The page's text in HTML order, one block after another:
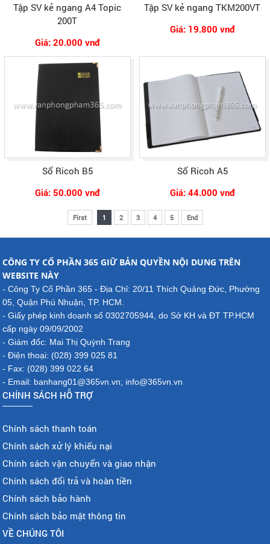
Tập SV kẻ ngang A4 Topic
200T
Giá: 20.000 vnđ
Tập SV kẻ ngang TKM200VT
Giá: 19.800 vnđ
Sổ Ricoh B5
Giá: 50.000 vnđ
Sổ Ricoh A5
Giá: 44.000 vnđ
First 1 2 3 4 5 End
CÔNG TY CỔ PHẦN 365 GIỮ BẢN QUYỀN NỘI DUNG TRÊN
WEBSITE NÀY
- Công Ty Cổ Phần 365 - Địa Chỉ: 20/11 Thích Quảng Đức, Phường
05, Quận Phú Nhuận, TP. HCM.
- Giấy phép kinh doanh số 0302705944, do Sở KH và ĐT TP.HCM
cấp ngày 09/09/2002
- Giám đốc: Mai Thị Quỳnh Trang
- Điện thoại: (028) 399 025 81
- Fax: (028) 399 022 64
- Email: banhang01@365vn.vn; info@365vn.vn
CHÍNH SÁCH HỖ TRỢ
Chính sách thanh toán
Chính sách xử lý khiếu nại
Chính sách vận chuyển và giao nhận
Chính sách đổi trả và hoàn tiền
Chính sách bảo hành
Chính sách bảo mật thông tin
VỀ CHÚNG TÔI